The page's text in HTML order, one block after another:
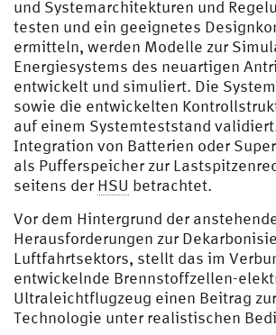
und Systemarchitekturen und
testen und ein geeignetes
ermitteln, werden Modelle zur
Energiesystems des neuartigen
entwickelt und simuliert. Die
sowie die entwickelten
auf einem Systemteststand
Integration von Batterien oder
als Pufferspeicher zur
seitens der HSU betrachtet.
Vor dem Hintergrund der
Herausforderungen zur
Luftfahrtsektors, stellt das im
entwickelnde Brennstoffzellen-
Ultraleichtflugzeug einen Beitrag
Technologie unter realistischen